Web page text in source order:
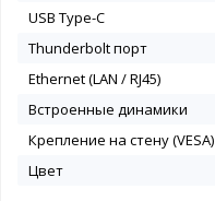
USB Type-C
Thunderbolt порт
Ethernet (LAN / RJ45)
Встроенные динамики
Крепление на стену (VESA)
Цвет